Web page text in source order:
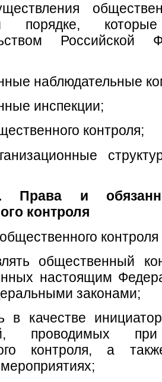
порядке, которые
Российской
наблюдательные
инспекции;
контроля;
Права и
контроля
контроля
общественный
настоящим
законами;
в качестве
проводимых при
контроля, а